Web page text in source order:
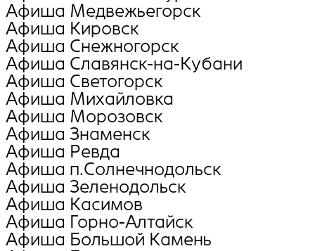
Афиша Медвежьегорск
Афиша Кировск
Афиша Снежногорск
Афиша Славянск-на-Кубани
Афиша Светогорск
Афиша Михайловка
Афиша Морозовск
Афиша Знаменск
Афиша Ревда
Афиша п.Солнечнодольск
Афиша Зеленодольск
Афиша Касимов
Афиша Горно-Алтайск
Афиша Большой Камень